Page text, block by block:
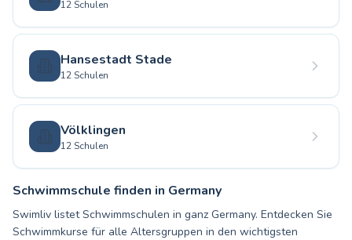
12 Schulen
Hansestadt Stade
12 Schulen
Völklingen
12 Schulen
Schwimmschule finden in Germany
Swimliv listet Schwimmschulen in ganz Germany. Entdecken Sie
Schwimmkurse für alle Altersgruppen in den wichtigsten